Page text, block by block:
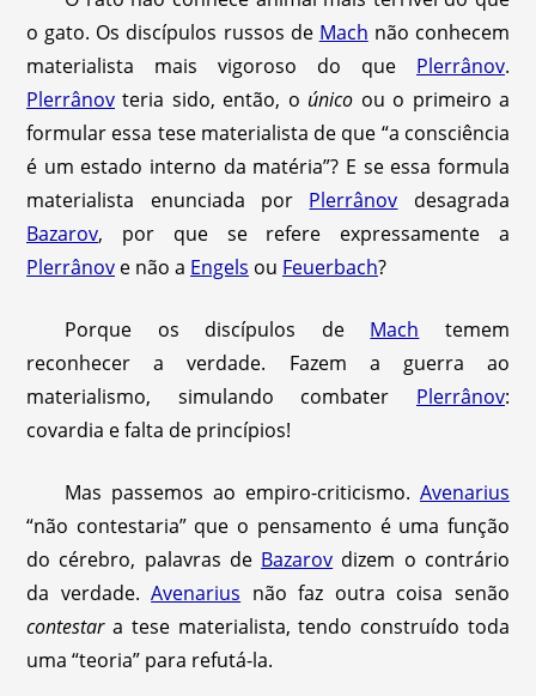
o gato. Os discípulos russos de Mach não conhecem
materialista mais vigoroso do que Plerrânov.
Plerrânov teria sido, então, o único ou o primeiro a
formular essa tese materialista de que “a consciência
é um estado interno da matéria”? E se essa formula
materialista enunciada por Plerrânov desagrada
Bazarov, por que se refere expressamente a
Plerrânov e não a Engels ou Feuerbach?
Porque os discípulos de Mach temem
reconhecer a verdade. Fazem a guerra ao
materialismo, simulando combater Plerrânov:
covardia e falta de princípios!
Mas passemos ao empiro-criticismo. Avenarius
“não contestaria” que o pensamento é uma função
do cérebro, palavras de Bazarov dizem o contrário
da verdade.Avenarius não faz outra coisa senão
contestara tese materialista, tendo construído toda
uma “teoria” para refutá-la.